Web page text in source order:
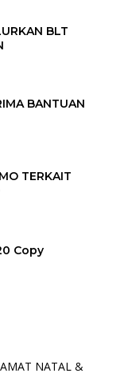
BLT
BANTUAN
TERKAIT
Copy